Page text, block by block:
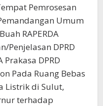
Pemrosesan
Umum
RAPERDA
Penjelasan DPRD
Prakasa DPRD
Pada Ruang Bebas
Listrik di Sulut,
terhadap